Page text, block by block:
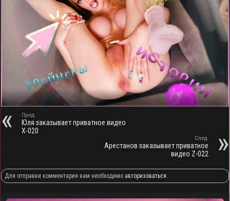
Пред.
Юля заказывает приватное видео
X-020
След.
Арестанов заказывает приватное
видео Z-022
Для отправки комментария вам необходимо авторизоваться